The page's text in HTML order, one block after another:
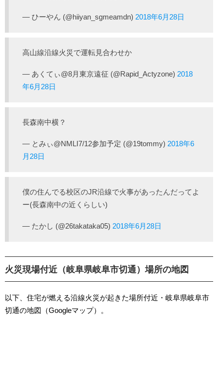
— ひーやん (@hiiyan_sgmeamdn) 2018年6月28日
高山線沿線火災で運転見合わせか
— あくてぃ@8月東京遠征 (@Rapid_Actyzone) 2018
年6月28日
長森南中横？
— とみぃ@NMLI7/12参加予定 (@19tommy) 2018年6
月28日
僕の住んでる校区のJR沿線で火事があったんだってよ
ー(長森南中の近くらしい)
— たかし (@26takataka05) 2018年6月28日
火災現場付近（岐阜県岐阜市切通）場所の地図
以下、住宅が燃える沿線火災が起きた場所付近・岐阜県岐阜市
切通の地図（Googleマップ）。